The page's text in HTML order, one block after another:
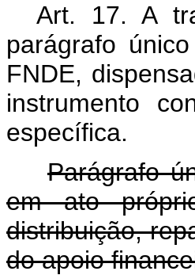
Art. 17. A
parágrafo
FNDE,
instrumento
específica.
Parágrafo
em ato
distribuição,
do apoio